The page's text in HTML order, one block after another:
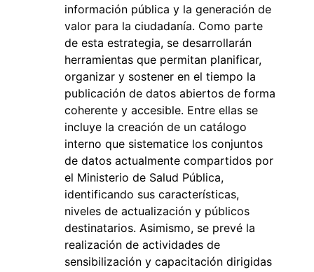
información pública y la generación de
valor para la ciudadanía. Como parte
de esta estrategia, se desarrollarán
herramientas que permitan planificar,
organizar y sostener en el tiempo la
publicación de datos abiertos de forma
coherente y accesible. Entre ellas se
incluye la creación de un catálogo
interno que sistematice los conjuntos
de datos actualmente compartidos por
el Ministerio de Salud Pública,
identificando sus características,
niveles de actualización y públicos
destinatarios. Asimismo, se prevé la
realización de actividades de
sensibilización y capacitación dirigidas